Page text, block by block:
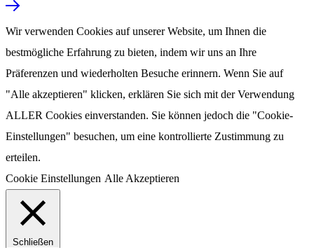
Wir verwenden Cookies auf unserer Website, um Ihnen die
bestmögliche Erfahrung zu bieten, indem wir uns an Ihre
Präferenzen und wiederholten Besuche erinnern. Wenn Sie auf
"Alle akzeptieren" klicken, erklären Sie sich mit der Verwendung
ALLER Cookies einverstanden. Sie können jedoch die "Cookie-
Einstellungen" besuchen, um eine kontrollierte Zustimmung zu
erteilen.
Cookie Einstellungen Alle Akzeptieren
Schließen